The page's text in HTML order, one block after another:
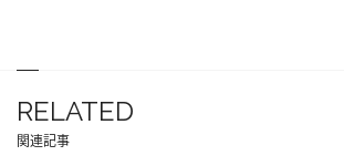
RELATED
関連記事